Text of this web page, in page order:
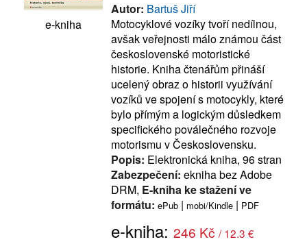
e-kniha
Autor: Bartuš Jiří
Motocyklové vozíky tvoří nedílnou,
avšak veřejnosti málo známou část
československé motoristické
historie. Kniha čtenářům přináší
ucelený obraz o historii využívání
vozíků ve spojení s motocykly, které
bylo přímým a logickým důsledkem
specifického poválečného rozvoje
motorismu v Československu.
Popis: Elektronická kniha, 96 stran
Zabezpečení: ekniha bez Adobe
DRM, E-kniha ke stažení ve
formátu: ePub | mobi/Kindle | PDF
e-kniha: 246 Kč / 12.3 €